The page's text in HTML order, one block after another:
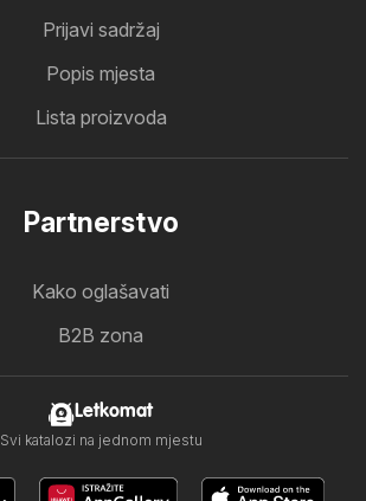
Prijavi sadržaj
Popis mjesta
Lista proizvoda
Partnerstvo
Kako oglašavati
B2B zona
Letkomat
Svi katalozi na jednom mjestu